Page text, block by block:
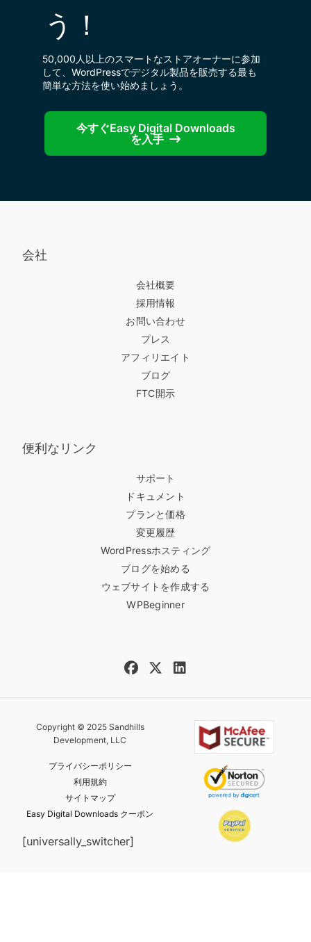
う！
50,000人以上のスマートなストアオーナーに参加
して、WordPressでデジタル製品を販売する最も
簡単な方法を使い始めましょう。
今すぐEasy Digital Downloads
を入手
会社
会社概要
採用情報
お問い合わせ
プレス
アフィリエイト
ブログ
FTC開示
便利なリンク
サポート
ドキュメント
プランと価格
変更履歴
WordPressホスティング
ブログを始める
ウェブサイトを作成する
WPBeginner
Copyright © 2025 Sandhills
Development, LLC
プライバシーポリシー
利用規約
サイトマップ
Easy Digital Downloads クーポン
[universally_switcher]